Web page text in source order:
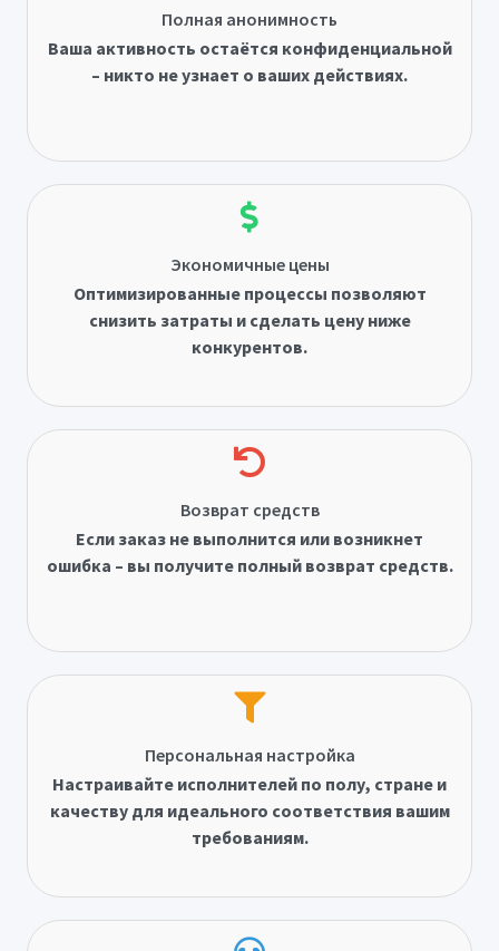
Полная анонимность
Ваша активность остаётся конфиденциальной
– никто не узнает о ваших действиях.
Экономичные цены
Оптимизированные процессы позволяют
снизить затраты и сделать цену ниже
конкурентов.
Возврат средств
Если заказ не выполнится или возникнет
ошибка – вы получите полный возврат средств.
Персональная настройка
Настраивайте исполнителей по полу, стране и
качеству для идеального соответствия вашим
требованиям.